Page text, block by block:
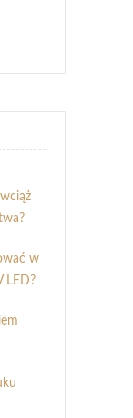
w
LED?